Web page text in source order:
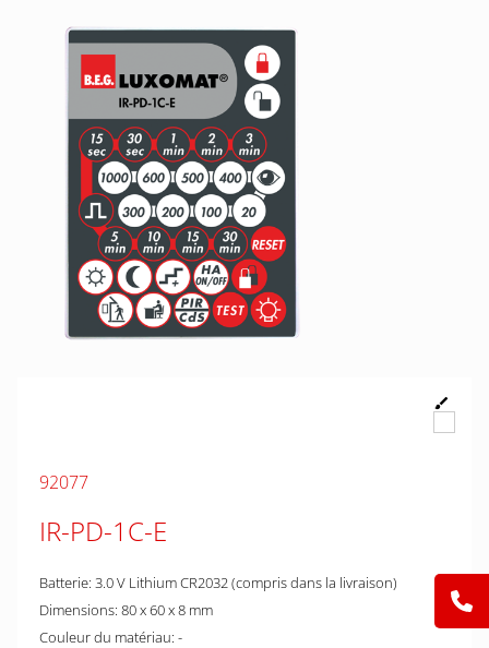
92077
IR-PD-1C-E
Batterie: 3.0 V Lithium CR2032 (compris dans la livraison)
Dimensions: 80 x 60 x 8 mm
Couleur du matériau: -